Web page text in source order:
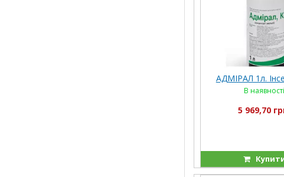
АДМІРАЛ 1л.
В наявності
5 969,70